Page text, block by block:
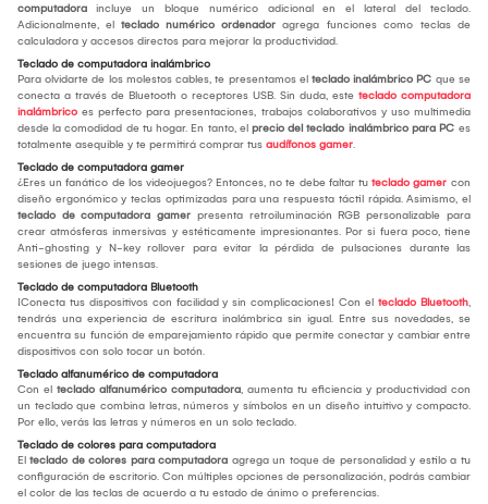
computadora incluye un bloque numérico adicional en el lateral del teclado.
Adicionalmente, el teclado numérico ordenador agrega funciones como teclas de
calculadora y accesos directos para mejorar la productividad.
Teclado de computadora inalámbrico
Para olvidarte de los molestos cables, te presentamos el teclado inalámbrico PC que se
conecta a través de Bluetooth o receptores USB. Sin duda, este teclado computadora
inalámbrico es perfecto para presentaciones, trabajos colaborativos y uso multimedia
desde la comodidad de tu hogar. En tanto, el precio del teclado inalámbrico para PC es
totalmente asequible y te permitirá comprar tus audífonos gamer.
Teclado de computadora gamer
¿Eres un fanático de los videojuegos? Entonces, no te debe faltar tu teclado gamer con
diseño ergonómico y teclas optimizadas para una respuesta táctil rápida. Asimismo, el
teclado de computadora gamer presenta retroiluminación RGB personalizable para
crear atmósferas inmersivas y estéticamente impresionantes. Por si fuera poco, tiene
Anti-ghosting y N-key rollover para evitar la pérdida de pulsaciones durante las
sesiones de juego intensas.
Teclado de computadora Bluetooth
¡Conecta tus dispositivos con facilidad y sin complicaciones! Con el teclado Bluetooth,
tendrás una experiencia de escritura inalámbrica sin igual. Entre sus novedades, se
encuentra su función de emparejamiento rápido que permite conectar y cambiar entre
dispositivos con solo tocar un botón.
Teclado alfanumérico de computadora
Con el teclado alfanumérico computadora, aumenta tu eficiencia y productividad con
un teclado que combina letras, números y símbolos en un diseño intuitivo y compacto.
Por ello, verás las letras y números en un solo teclado.
Teclado de colores para computadora
El teclado de colores para computadora agrega un toque de personalidad y estilo a tu
configuración de escritorio. Con múltiples opciones de personalización, podrás cambiar
el color de las teclas de acuerdo a tu estado de ánimo o preferencias.